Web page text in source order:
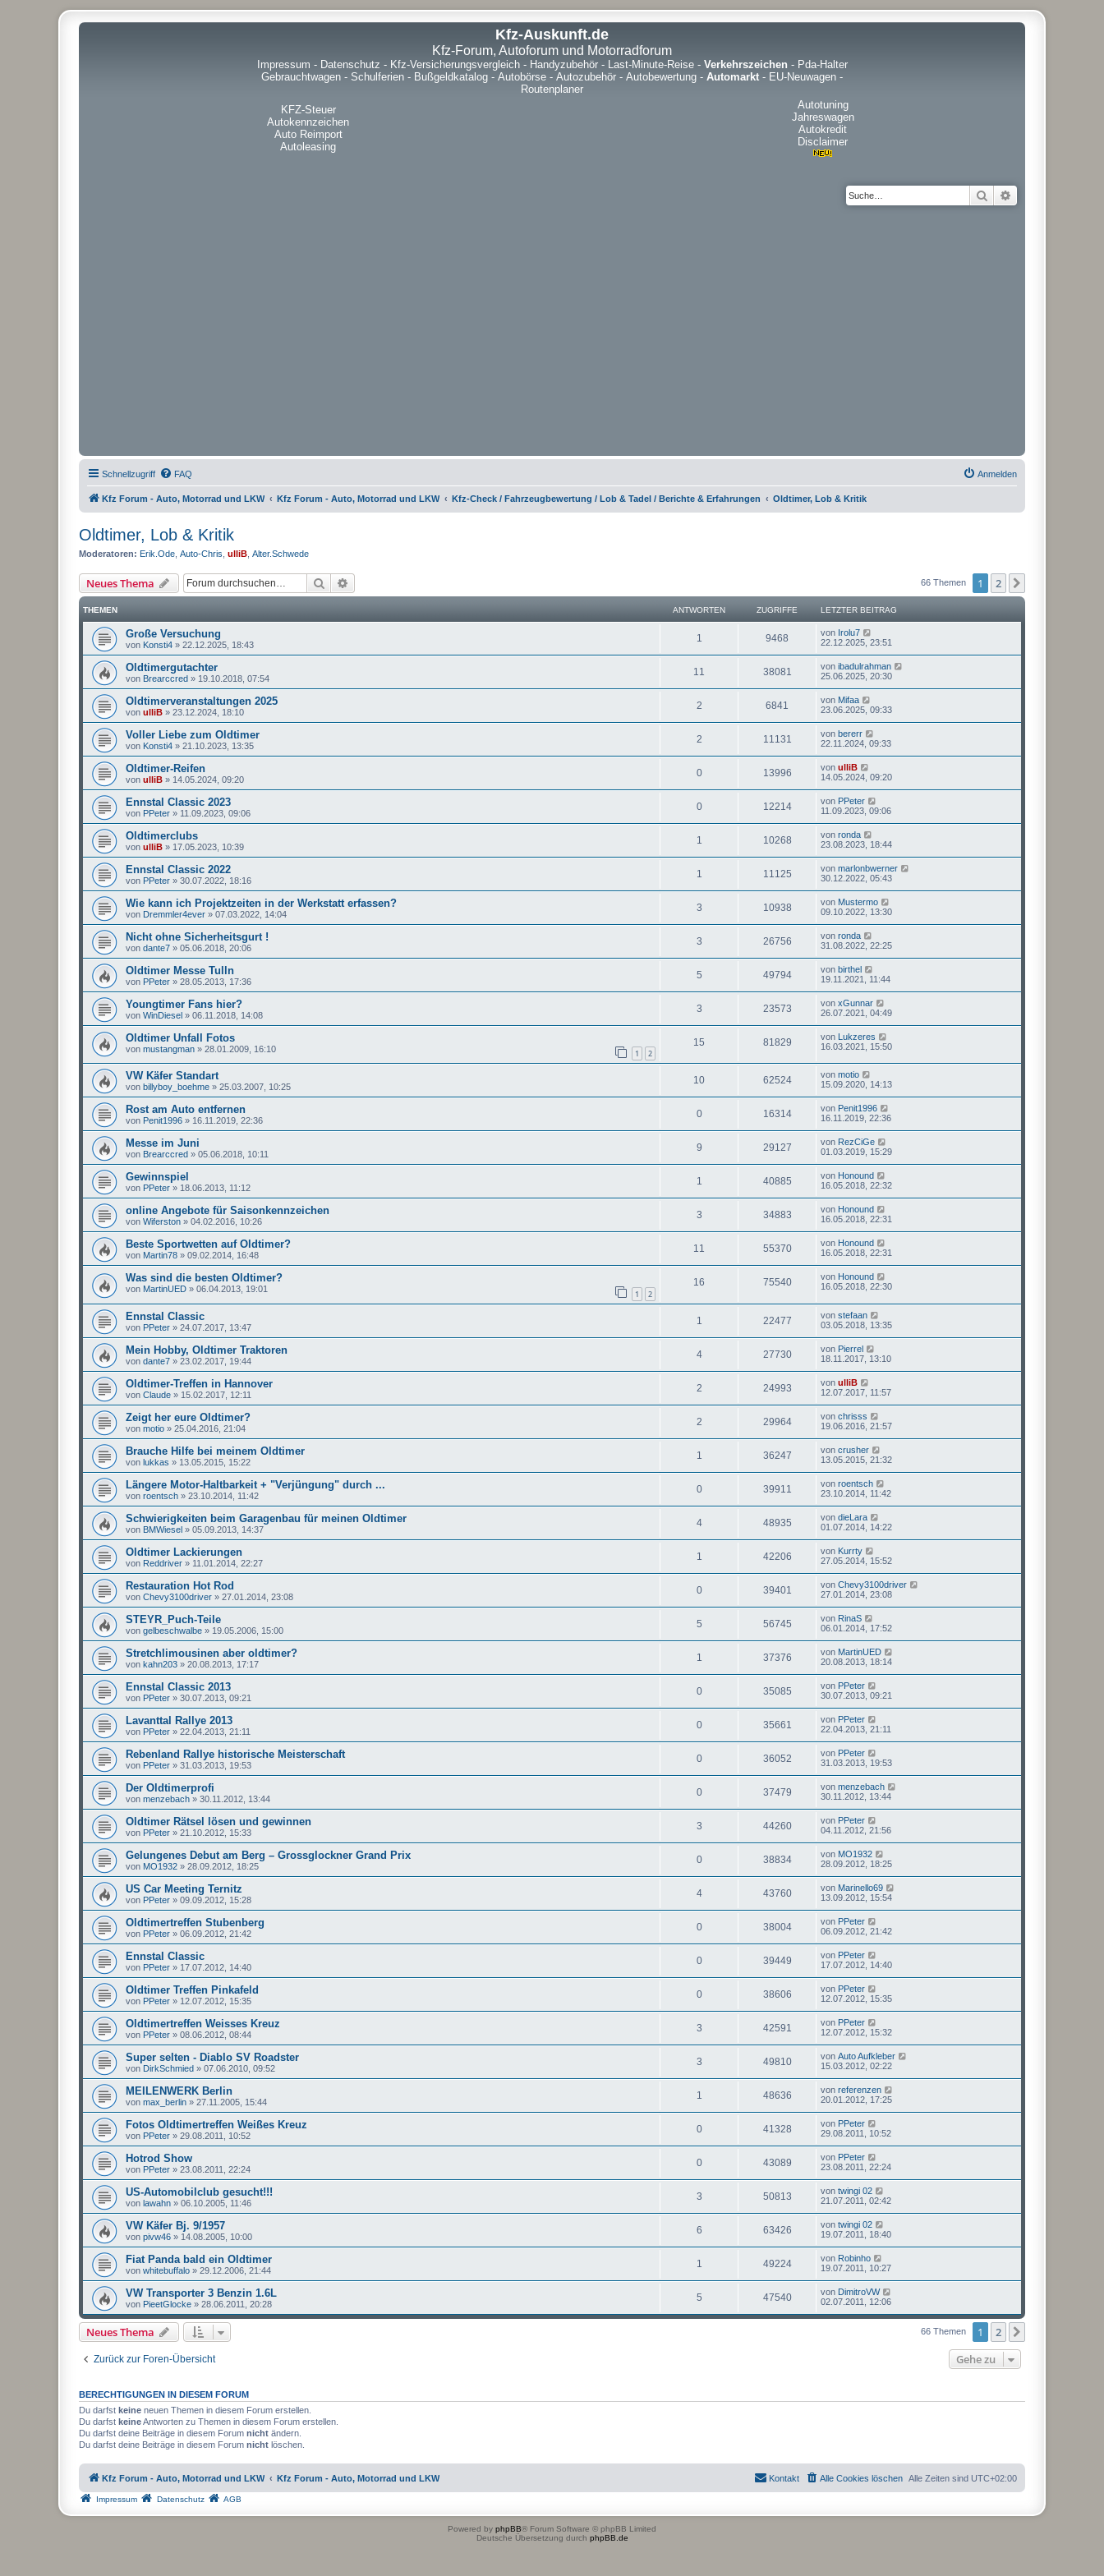
Kfz-Auskunft.de
Kfz-Forum, Autoforum und Motorradforum
Impressum - Datenschutz - Kfz-Versicherungsvergleich- Handyzubehör- Last-Minute-Reise- Verkehrszeichen- Pda-Halter
Gebrauchtwagen - Schulferien - Bußgeldkatalog - Autobörse - Autozubehör - Autobewertung - Automarkt - EU-Neuwagen -
Routenplaner
KFZ-Steuer
Autokennzeichen
Auto Reimport
Autoleasing
Autotuning
Jahreswagen
Autokredit
Disclaimer
Suche
Schnellzugriff FAQ Anmelden
Kfz Forum - Auto, Motorrad und LKW Kfz Forum - Auto, Motorrad und LKW Kfz-Check / Fahrzeugbewertung / Lob & Tadel / Berichte & Erfahrungen Oldtimer, Lob & Kritik
Oldtimer, Lob & Kritik
Moderatoren: Erik.Ode Auto-Chris ulliB Alter.Schwede
Neues Thema Suche 66 Themen 1 2
THEMEN ANTWORTEN ZUGRIFFE LETZTER BEITRAG
Große Versuchung
von Konsti4 » 22.12.2025, 18:43
1 9468 von Irolu7
22.12.2025, 23:51
Oldtimergutachter
von Brearccred » 19.10.2018, 07:54
11 38081 von ibadulrahman
25.06.2025, 20:30
Oldtimerveranstaltungen 2025
von ulliB » 23.12.2024, 18:10
2 6841 von Mifaa
23.06.2025, 09:33
Voller Liebe zum Oldtimer
von Konsti4 » 21.10.2023, 13:35
2 11131 von bererr
22.11.2024, 09:33
Oldtimer-Reifen
von ulliB » 14.05.2024, 09:20
0 13996 von ulliB
14.05.2024, 09:20
Ennstal Classic 2023
von PPeter » 11.09.2023, 09:06
0 12214 von PPeter
11.09.2023, 09:06
Oldtimerclubs
von ulliB » 17.05.2023, 10:39
1 10268 von ronda
23.08.2023, 18:44
Ennstal Classic 2022
von PPeter » 30.07.2022, 18:16
1 11125 von marlonbwerner
30.12.2022, 05:43
Wie kann ich Projektzeiten in der Werkstatt erfassen?
von Dremmler4ever » 07.03.2022, 14:04
3 10938 von Mustermo
09.10.2022, 13:30
Nicht ohne Sicherheitsgurt !
von dante7 » 05.06.2018, 20:06
3 26756 von ronda
31.08.2022, 22:25
Oldtimer Messe Tulln
von PPeter » 28.05.2013, 17:36
5 49794 von birthel
19.11.2021, 11:44
Youngtimer Fans hier?
von WinDiesel » 06.11.2018, 14:08
3 23573 von xGunnar
26.07.2021, 04:49
Oldtimer Unfall Fotos
von mustangman » 28.01.2009, 16:10 1 2
15 81829 von Lukzeres
16.03.2021, 15:50
VW Käfer Standart
von billyboy_boehme » 25.03.2007, 10:25
10 62524 von motio
15.09.2020, 14:13
Rost am Auto entfernen
von Penit1996 » 16.11.2019, 22:36
0 16314 von Penit1996
16.11.2019, 22:36
Messe im Juni
von Brearccred » 05.06.2018, 10:11
9 29127 von RezCiGe
01.03.2019, 15:29
Gewinnspiel
von PPeter » 18.06.2013, 11:12
1 40885 von Honound
16.05.2018, 22:32
online Angebote für Saisonkennzeichen
von Wiferston » 04.02.2016, 10:26
3 34883 von Honound
16.05.2018, 22:31
Beste Sportwetten auf Oldtimer?
von Martin78 » 09.02.2014, 16:48
11 55370 von Honound
16.05.2018, 22:31
Was sind die besten Oldtimer?
von MartinUED » 06.04.2013, 19:01 1 2
16 75540 von Honound
16.05.2018, 22:30
Ennstal Classic
von PPeter » 24.07.2017, 13:47
1 22477 von stefaan
03.05.2018, 13:35
Mein Hobby, Oldtimer Traktoren
von dante7 » 23.02.2017, 19:44
4 27730 von Pierrel
18.11.2017, 13:10
Oldtimer-Treffen in Hannover
von Claude » 15.02.2017, 12:11
2 24993 von ulliB
12.07.2017, 11:57
Zeigt her eure Oldtimer?
von motio » 25.04.2016, 21:04
2 29964 von chrisss
19.06.2016, 21:57
Brauche Hilfe bei meinem Oldtimer
von lukkas » 13.05.2015, 15:22
1 36247 von crusher
13.05.2015, 21:32
Längere Motor-Haltbarkeit + "Verjüngung" durch ...
von roentsch » 23.10.2014, 11:42
0 39911 von roentsch
23.10.2014, 11:42
Schwierigkeiten beim Garagenbau für meinen Oldtimer
von BMWiesel » 05.09.2013, 14:37
4 48935 von dieLara
01.07.2014, 14:22
Oldtimer Lackierungen
von Reddriver » 11.01.2014, 22:27
1 42206 von Kurrty
27.05.2014, 15:52
Restauration Hot Rod
von Chevy3100driver » 27.01.2014, 23:08
0 39401 von Chevy3100driver
27.01.2014, 23:08
STEYR_Puch-Teile
von gelbeschwalbe » 19.05.2006, 15:00
5 56745 von RinaS
06.01.2014, 17:52
Stretchlimousinen aber oldtimer?
von kahn203 » 20.08.2013, 17:17
1 37376 von MartinUED
20.08.2013, 18:14
Ennstal Classic 2013
von PPeter » 30.07.2013, 09:21
0 35085 von PPeter
30.07.2013, 09:21
Lavanttal Rallye 2013
von PPeter » 22.04.2013, 21:11
0 35661 von PPeter
22.04.2013, 21:11
Rebenland Rallye historische Meisterschaft
von PPeter » 31.03.2013, 19:53
0 36052 von PPeter
31.03.2013, 19:53
Der Oldtimerprofi
von menzebach » 30.11.2012, 13:44
0 37479 von menzebach
30.11.2012, 13:44
Oldtimer Rätsel lösen und gewinnen
von PPeter » 21.10.2012, 15:33
3 44260 von PPeter
04.11.2012, 21:56
Gelungenes Debut am Berg – Grossglockner Grand Prix
von MO1932 » 28.09.2012, 18:25
0 38834 von MO1932
28.09.2012, 18:25
US Car Meeting Ternitz
von PPeter » 09.09.2012, 15:28
4 43760 von Marinello69
13.09.2012, 15:54
Oldtimertreffen Stubenberg
von PPeter » 06.09.2012, 21:42
0 38004 von PPeter
06.09.2012, 21:42
Ennstal Classic
von PPeter » 17.07.2012, 14:40
0 39449 von PPeter
17.07.2012, 14:40
Oldtimer Treffen Pinkafeld
von PPeter » 12.07.2012, 15:35
0 38606 von PPeter
12.07.2012, 15:35
Oldtimertreffen Weisses Kreuz
von PPeter » 08.06.2012, 08:44
3 42591 von PPeter
12.07.2012, 15:32
Super selten - Diablo SV Roadster
von DirkSchmied » 07.06.2010, 09:52
3 49810 von Auto Aufkleber
15.03.2012, 02:22
MEILENWERK Berlin
von max_berlin » 27.11.2005, 15:44
1 48636 von referenzen
20.01.2012, 17:25
Fotos Oldtimertreffen Weißes Kreuz
von PPeter » 29.08.2011, 10:52
0 41328 von PPeter
29.08.2011, 10:52
Hotrod Show
von PPeter » 23.08.2011, 22:24
0 43089 von PPeter
23.08.2011, 22:24
US-Automobilclub gesucht!!!
von lawahn » 06.10.2005, 11:46
3 50813 von twingi 02
21.07.2011, 02:42
VW Käfer Bj. 9/1957
von pivw46 » 14.08.2005, 10:00
6 63426 von twingi 02
19.07.2011, 18:40
Fiat Panda bald ein Oldtimer
von whitebuffalo » 29.12.2006, 21:44
1 49224 von Robinho
19.07.2011, 10:27
VW Transporter 3 Benzin 1.6L
von PieetGlocke » 28.06.2011, 20:28
5 47540 von DimitroVW
02.07.2011, 12:06
Neues Thema 66 Themen 1 2
Zurück zur Foren-Übersicht Gehe zu
BERECHTIGUNGEN IN DIESEM FORUM
Du darfst keine neuen Themen in diesem Forum erstellen.
Du darfst keineAntworten zu Themen in diesem Forum erstellen.
Du darfst deine Beiträge in diesem Forum nicht ändern.
Du darfst deine Beiträge in diesem Forum nicht löschen.
Kfz Forum - Auto, Motorrad und LKW Kfz Forum - Auto, Motorrad und LKW Alle Zeiten sind UTC+02:00
Alle Cookies löschen
Kontakt
Impressum Datenschutz AGB
Powered by phpBB® Forum Software © phpBB Limited
Deutsche Übersetzung durch phpBB.de